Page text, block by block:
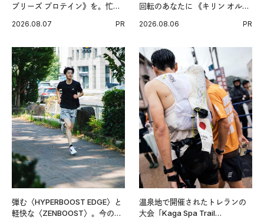
ブリーズ プロテイン》を。忙し
グ習慣。
2026.08.07 PR
回転のあなたに 《キリン オルニ
2026.08.06 PR
弾む〈HYPERBOOST EDGE〉と
軽快な〈ZENBOOST〉。今の時
温泉地で開催されたトレランの
大会「Kaga Spa Trail